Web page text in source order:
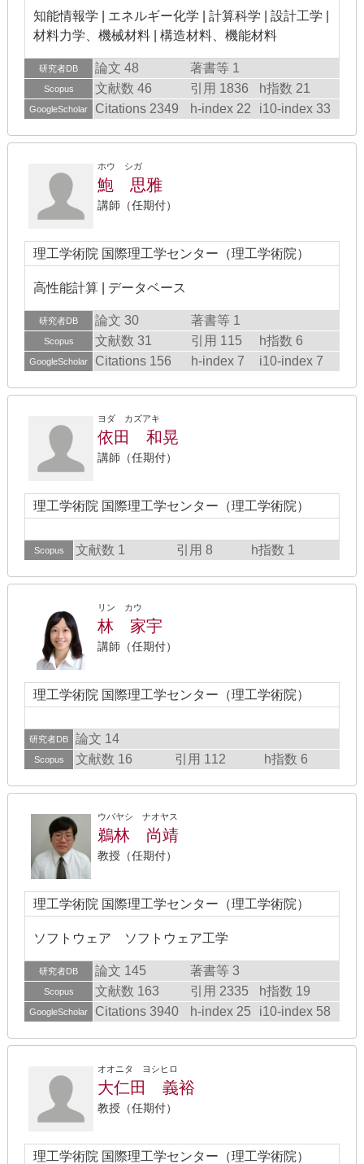
知能情報学 | エネルギー化学 | 計算科学 | 設計工学 |
材料力学、機械材料 | 構造材料、機能材料
研究者DB 論文 48 著書等 1
Scopus 文献数 46 引用 1836 h指数 21
GoogleScholar Citations 2349 h-index 22 i10-index 33
ホウ シガ
鮑 思雅
講師（任期付）
理工学術院 国際理工学センター（理工学術院）
高性能計算 | データベース
研究者DB 論文 30 著書等 1
Scopus 文献数 31 引用 115 h指数 6
GoogleScholar Citations 156 h-index 7 i10-index 7
ヨダ カズアキ
依田 和晃
講師（任期付）
理工学術院 国際理工学センター（理工学術院）
Scopus 文献数 1 引用 8 h指数 1
リン カウ
林 家宇
講師（任期付）
理工学術院 国際理工学センター（理工学術院）
研究者DB 論文 14
Scopus 文献数 16 引用 112 h指数 6
ウバヤシ ナオヤス
鵜林 尚靖
教授（任期付）
理工学術院 国際理工学センター（理工学術院）
ソフトウェア ソフトウェア工学
研究者DB 論文 145 著書等 3
Scopus 文献数 163 引用 2335 h指数 19
GoogleScholar Citations 3940 h-index 25 i10-index 58
オオニタ ヨシヒロ
大仁田 義裕
教授（任期付）
理工学術院 国際理工学センター（理工学術院）